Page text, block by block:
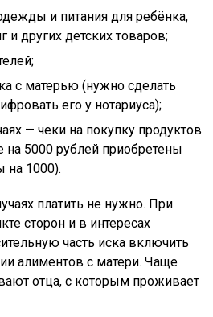
и питания для ребёнка,
и других детских товаров;
с матерью (нужно сделать
его у нотариуса);
— чеки на покупку продуктов
на 5000 рублей приобретены
на 1000).
платить не нужно. При
сторон и в интересах
часть иска включить
алиментов с матери. Чаще
отца, с которым проживает